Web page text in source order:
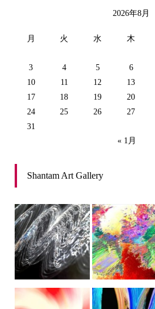
2026年8月
月 火 水 木
3
4 5 6
10
11 12 13
17
18 19 20
24
25 26 27
31
« 1月
Shantam Art Gallery